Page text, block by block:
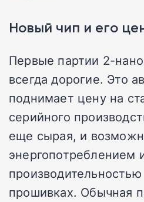
Новый чип и его
Первые партии 2-
всегда дорогие. Это
поднимает цену на
серийного
еще сырая, и
энергопотреблением
прошивках. Обычная